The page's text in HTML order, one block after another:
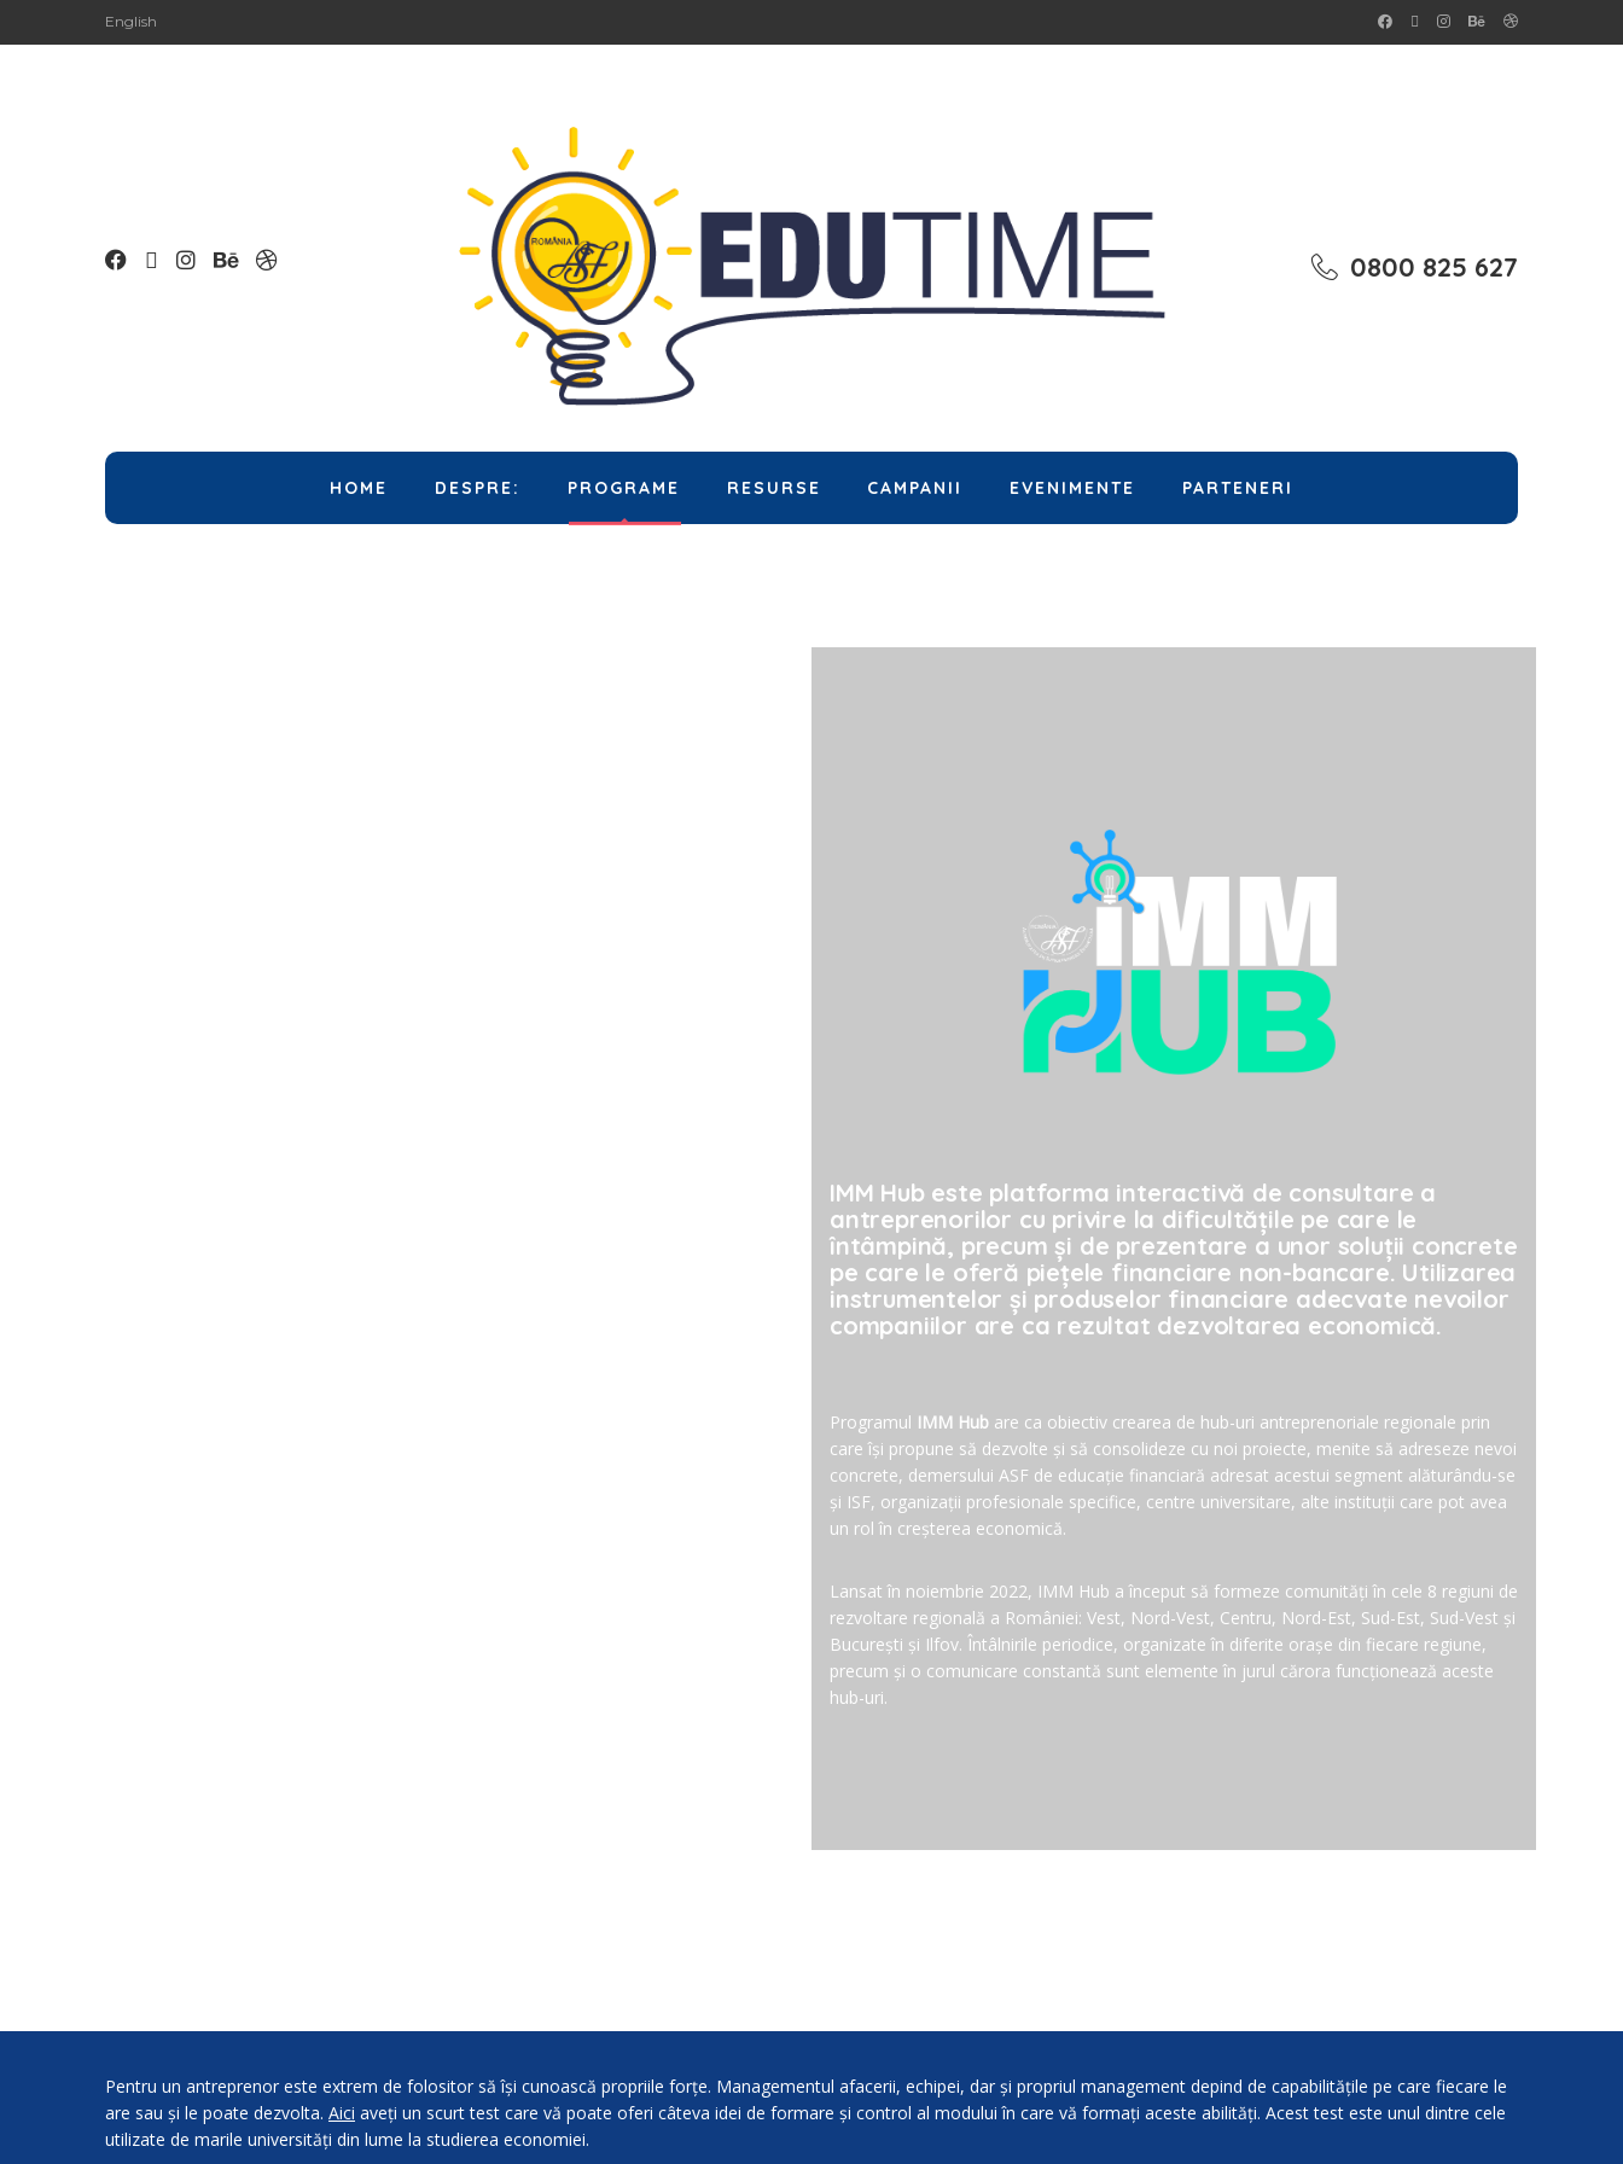
English
0800 825 627
HOME DESPRE: PROGRAME RESURSE CAMPANII EVENIMENTE PARTENERI
IMM Hub este platforma interactivă de consultare a
antreprenorilor cu privire la dificultățile pe care le
întâmpină, precum și de prezentare a unor soluții concrete
pe care le oferă piețele financiare non-bancare. Utilizarea
instrumentelor și produselor financiare adecvate nevoilor
companiilor are ca rezultat dezvoltarea economică.
Programul IMM Hub are ca obiectiv crearea de hub-uri antreprenoriale regionale prin
care își propune să dezvolte și să consolideze cu noi proiecte, menite să adreseze nevoi
concrete, demersului ASF de educație financiară adresat acestui segment alăturându-se
și ISF, organizații profesionale specifice, centre universitare, alte instituții care pot avea
un rol în creșterea economică.
Lansat în noiembrie 2022, IMM Hub a început să formeze comunități în cele 8 regiuni de
rezvoltare regională a României: Vest, Nord-Vest, Centru, Nord-Est, Sud-Est, Sud-Vest și
București și Ilfov. Întâlnirile periodice, organizate în diferite orașe din fiecare regiune,
precum și o comunicare constantă sunt elemente în jurul cărora funcționează aceste
hub-uri.
Pentru un antreprenor este extrem de folositor să își cunoască propriile forțe. Managementul afacerii, echipei, dar și propriul management depind de capabilitățile pe care fiecare le
are sau și le poate dezvolta. Aici aveți un scurt test care vă poate oferi câteva idei de formare și control al modului în care vă formați aceste abilități. Acest test este unul dintre cele
utilizate de marile universități din lume la studierea economiei.